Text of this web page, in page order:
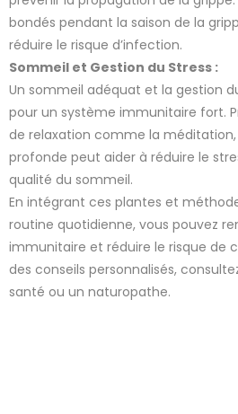
bondés pendant la saison de la
réduire le risque d’infection.
Sommeil et Gestion du Stress :
Un sommeil adéquat et la gestion
pour un système immunitaire fort.
de relaxation comme la
profonde peut aider à réduire le
qualité du sommeil.
En intégrant ces plantes et
routine quotidienne, vous pouvez
immunitaire et réduire le risque de
des conseils personnalisés,
santé ou un naturopathe.